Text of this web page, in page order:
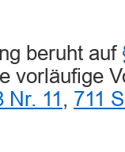
beruht auf
vorläufige
Nr. 11 , 711